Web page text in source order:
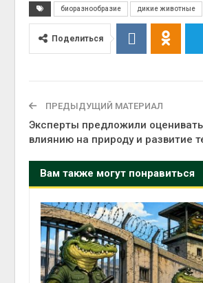
биоразнообразие дикие животные
Поделиться
ПРЕДЫДУЩИЙ МАТЕРИАЛ
Эксперты предложили оценивать
влиянию на природу и развитие
Вам также могут понравиться